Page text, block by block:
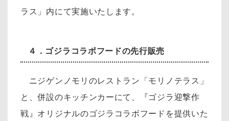
ラス」内にて実施いたします。
４．ゴジラコラボフードの先行販売
ニジゲンノモリのレストラン「モリノテラス」
と、併設のキッチンカーにて、『ゴジラ迎撃作
戦』オリジナルのゴジラコラボフードを提供いた